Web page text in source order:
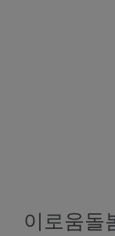
이로움돌